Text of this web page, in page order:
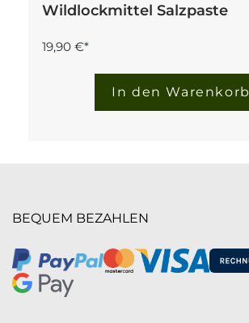
Wildlockmittel Salzpaste
19,90 €*
In den Warenkorb
BEQUEM BEZAHLEN